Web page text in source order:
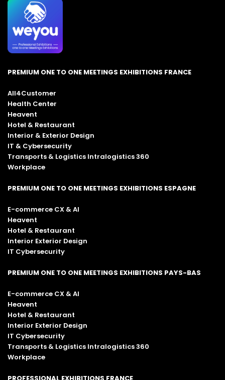
PREMIUM ONE TO ONE MEETINGS EXHIBITIONS FRANCE
All4Customer
Health Center
Heavent
Hotel & Restaurant
Interior & Exterior Design
IT & Cybersecurity
Transports & Logistics Intralogistics 360
Workplace
PREMIUM ONE TO ONE MEETINGS EXHIBITIONS ESPAGNE
E-commerce CX & AI
Heavent
Hotel & Restaurant
Interior Exterior Design
IT Cybersecurity
PREMIUM ONE TO ONE MEETINGS EXHIBITIONS PAYS-BAS
E-commerce CX & AI
Heavent
Hotel & Restaurant
Interior Exterior Design
IT Cybersecurity
Transports & Logistics Intralogistics 360
Workplace
PROFESSIONAL EXHIBITIONS FRANCE